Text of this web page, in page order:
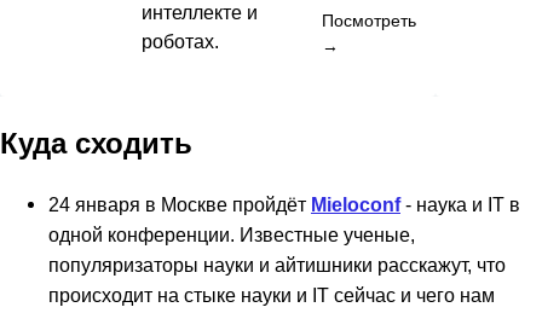
интеллекте и
роботах.
Посмотреть
→
Куда сходить
24 января в Москве пройдёт Mieloconf- наука и IT в
одной конференции. Известные ученые,
популяризаторы науки и айтишники расскажут, что
происходит на стыке науки и IT сейчас и чего нам